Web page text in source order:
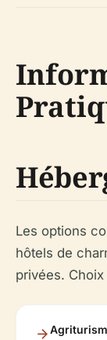
Les options
hôtels de
privées.